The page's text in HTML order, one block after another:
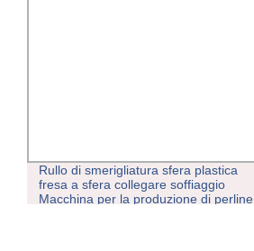
Rullo di smerigliatura sfera plastica
fresa a sfera collegare soffiaggio
Macchina per la produzione di perline